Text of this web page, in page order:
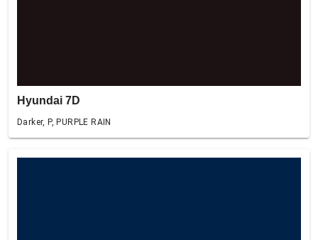
Hyundai 7D
Darker, P, PURPLE RAIN